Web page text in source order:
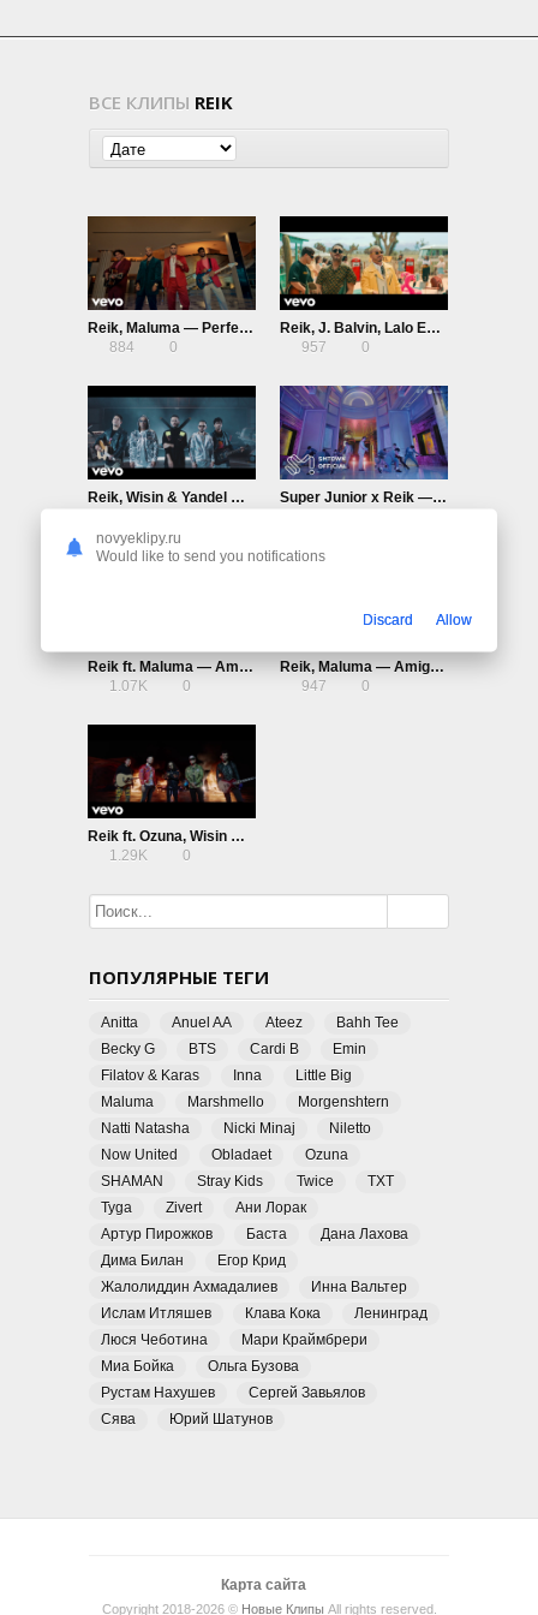
ВСЕ КЛИПЫ REIK
Reik, Maluma — Perfecta
884
0
Reik, J. Balvin, Lalo Ebratt — Indeciso
957
0
Reik, Wisin & Yandel — Duele
Super Junior x Reik — One More Time (Otra Vez)
Reik ft. Maluma — Amigos Con Derechos
1.07K
0
Reik, Maluma — Amigos Con Derechos
947
0
Reik ft. Ozuna, Wisin — Me Niego
1.29K
0
ПОПУЛЯРНЫЕ ТЕГИ
Anitta Anuel AA Ateez
Bahh Tee
Becky G
BTS Cardi B
Emin
Filatov & Karas
Inna
Little Big
Maluma
Marshmello
Morgenshtern
Natti Natasha
Nicki Minaj
Niletto
Now United
Obladaet
Ozuna
SHAMAN
Stray Kids Twice
TXT
Tyga
Zivert
Ани Лорак
Артур Пирожков
Баста
Дана Лахова
Дима Билан
Егор Крид
Жалолиддин Ахмадалиев
Инна Вальтер
Ислам Итляшев
Клава Кока
Ленинград
Люся Чеботина
Мари Краймбрери
Миа Бойка
Ольга Бузова
Рустам Нахушев
Сергей Завьялов
Сява
Юрий Шатунов
Карта сайта
Copyright 2018-2026 © Новые Клипы All rights reserved.
novyeklipy.ru
Would like to send you notifications
Discard Allow